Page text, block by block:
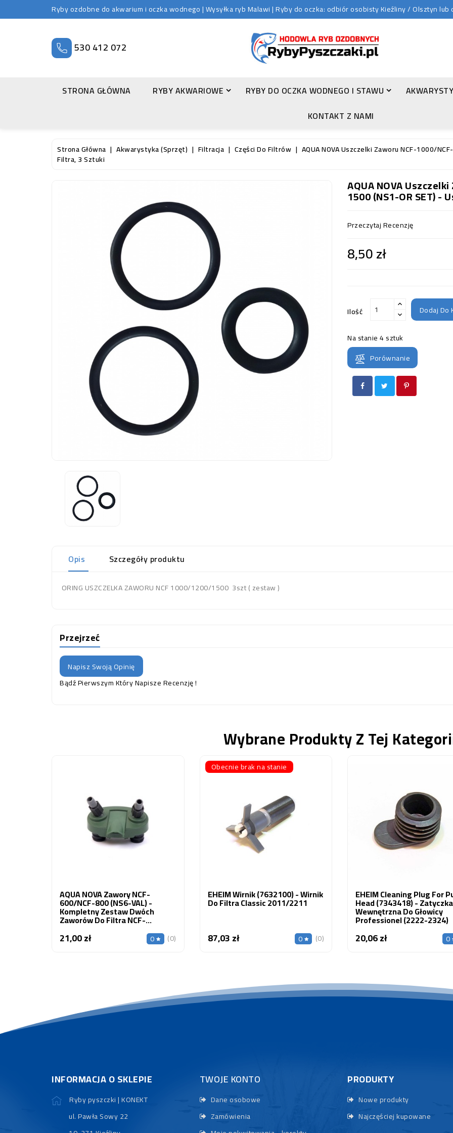
Ryby ozdobne do akwarium i oczka wodnego | Wysyłka ryb Malawi | Ryby do oczka: odbiór osobisty Kieźliny / Olsztyn
530 412 072
STRONA GŁÓWNA RYBY AKWARIOWE RYBY DO OCZKA WODNEGO I STAWU
KONTAKT Z NAMI
Strona Główna Akwarystyka (sprzęt) Filtracja Części Do Filtrów AQUA NOVA Uszczelki Zaworu NCF-1000/
Filtra, 3 Sztuki
AQUA NOVA
1500 (NS1-OR SET) -
Przeczytaj Recenzję
8,50 zł
Ilość Dodaj Do
Na stanie4 sztuk
Porównanie
Opis Szczegóły produktu
ORING USZCZELKA ZAWORU NCF 1000/1200/1500 3szt ( zestaw )
Przejrzeć
Napisz Swoją Opinię
Bądź Pierwszym Który Napisze Recenzję !
Wybrane Produkty Z Tej
AQUA NOVA Zawory NCF-
600/NCF-800 (NS6-VAL) -
Kompletny Zestaw Dwóch
Zaworów Do Filtra NCF-
21,00 złCena 0 (0)
Obecnie brak na stanie
EHEIM Wirnik (7632100) - Wirnik
Do Filtra Classic 2011/2211
87,03 złCena 0 (0)
EHEIM Cleaning Plug For
Head (7343418) - Zatyczka
Wewnętrzna Do Głowicy
Professionel (2222-2324)
20,06 złCena 0
INFORMACJA O SKLEPIE
Ryby pyszczki | KONEKT
ul. Pawła Sowy 22
TWOJE KONTO
Dane osobowe
Zamówienia
PRODUKTY
Nowe produkty
Najczęściej kupowane